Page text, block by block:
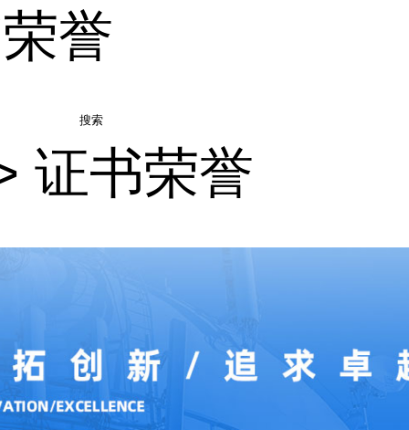
誉
搜索
证书荣誉